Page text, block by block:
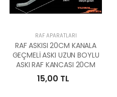
RAF APARATLARI
RAF ASKISI 20CM KANALA
GEÇMELİ ASKI UZUN BOYLU
ASKI RAF KANCASI 20CM
15,00 TL